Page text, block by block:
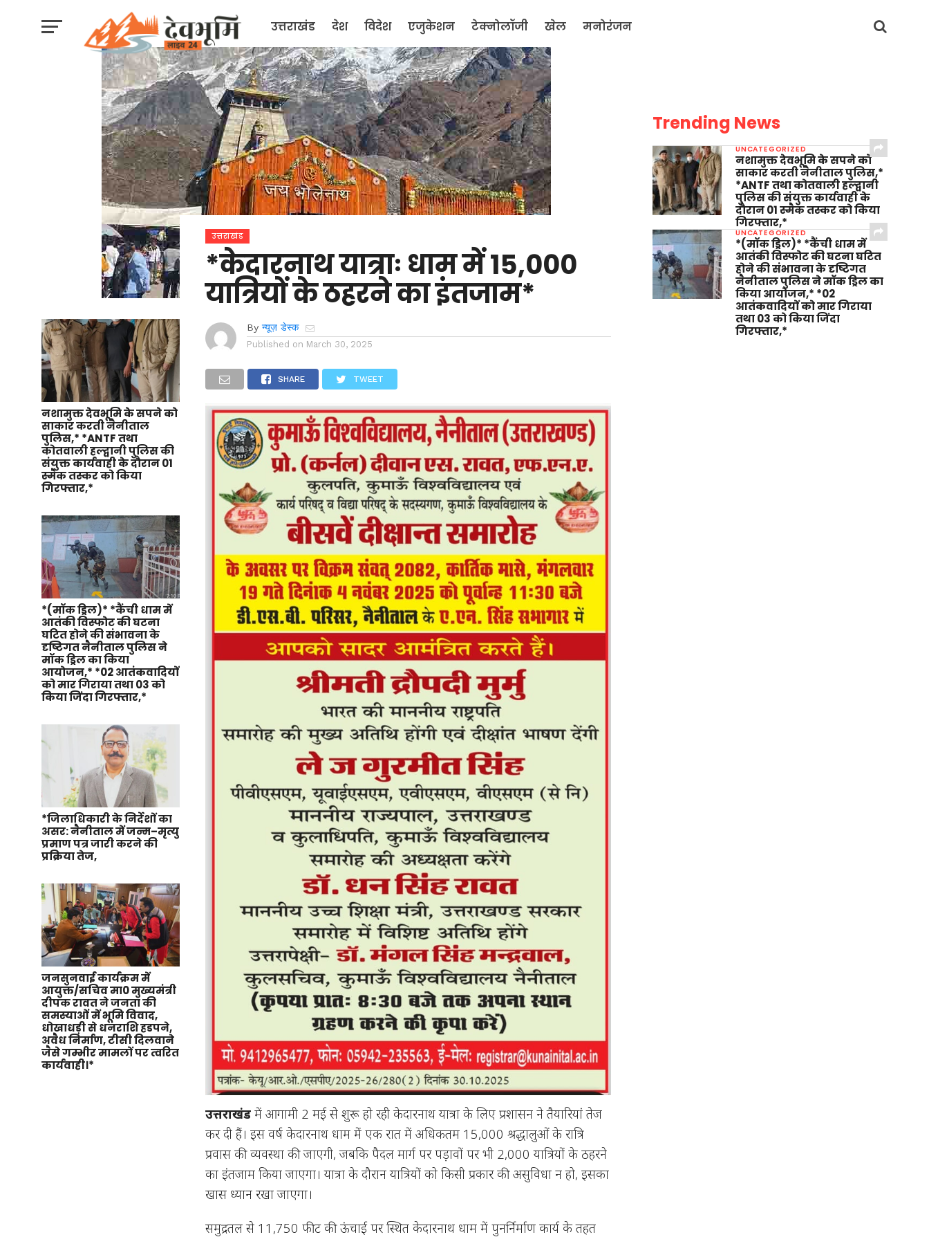
उत्तराखंड देश विदेश एजुकेशन टेक्नोलॉजी खेल मनोरंजन
नशामुक्त देवभूमि के सपने को
साकार करती नैनीताल
पुलिस,* *ANTF तथा
कोतवाली हल्द्वानी पुलिस की
संयुक्त कार्यवाही के दौरान 01
स्मैक तस्कर को किया
गिरफ्तार,*
*(मॉक ड्रिल)* *कैंची धाम में
आतंकी विस्फोट की घटना
घटित होने की संभावना के
दृष्टिगत नैनीताल पुलिस ने
मॉक ड्रिल का किया
आयोजन,* *02 आतंकवादियों
को मार गिराया तथा 03 को
किया जिंदा गिरफ्तार,*
*जिलाधिकारी के निर्देशों का
असर: नैनीताल में जन्म–मृत्यु
प्रमाण पत्र जारी करने की
प्रक्रिया तेज,
जनसुनवाई कार्यक्रम में
आयुक्त/सचिव मा0 मुख्यमंत्री
दीपक रावत ने जनता की
समस्याओं में भूमि विवाद,
धोखाधड़ी से धनराशि हडपने,
अवैध निर्माण, टीसी दिलवाने
जैसे गम्भीर मामलों पर त्वरित
कार्यवाही।*
उत्तराखंड
*केदारनाथ यात्राः धाम में 15,000
यात्रियों के ठहरने का इंतजाम*
By न्यूज़ डेस्क
Published on March 30, 2025
SHARE TWEET
उत्तराखंड में आगामी 2 मई से शुरू हो रही केदारनाथ यात्रा के लिए प्रशासन ने तैयारियां तेज
कर दी हैं। इस वर्ष केदारनाथ धाम में एक रात में अधिकतम 15,000 श्रद्धालुओं के रात्रि
प्रवास की व्यवस्था की जाएगी, जबकि पैदल मार्ग पर पड़ावों पर भी 2,000 यात्रियों के ठहरने
का इंतजाम किया जाएगा। यात्रा के दौरान यात्रियों को किसी प्रकार की असुविधा न हो, इसका
खास ध्यान रखा जाएगा।
समुद्रतल से 11,750 फीट की ऊंचाई पर स्थित केदारनाथ धाम में पुनर्निर्माण कार्य के तहत
Trending News
UNCATEGORIZED
नशामुक्त देवभूमि के सपने को
साकार करती नैनीताल पुलिस,*
*ANTF तथा कोतवाली हल्द्वानी
पुलिस की संयुक्त कार्यवाही के
दौरान 01 स्मैक तस्कर को किया
गिरफ्तार,*
UNCATEGORIZED
*(मॉक ड्रिल)* *कैंची धाम में
आतंकी विस्फोट की घटना घटित
होने की संभावना के दृष्टिगत
नैनीताल पुलिस ने मॉक ड्रिल का
किया आयोजन,* *02
आतंकवादियों को मार गिराया
तथा 03 को किया जिंदा
गिरफ्तार,*